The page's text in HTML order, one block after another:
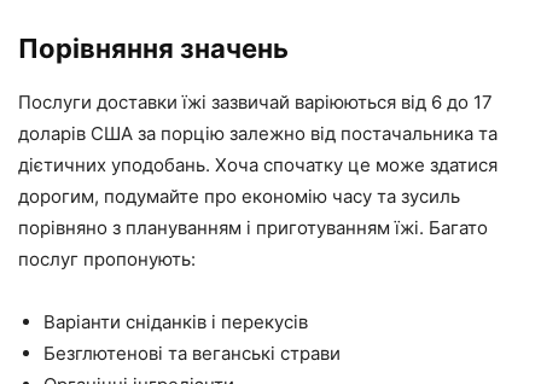
Порівняння значень
Послуги доставки їжі зазвичай варіюються від 6 до 17
доларів США за порцію залежно від постачальника та
дієтичних уподобань. Хоча спочатку це може здатися
дорогим, подумайте про економію часу та зусиль
порівняно з плануванням і приготуванням їжі. Багато
послуг пропонують:
Варіанти сніданків і перекусів
Безглютенові та веганські страви